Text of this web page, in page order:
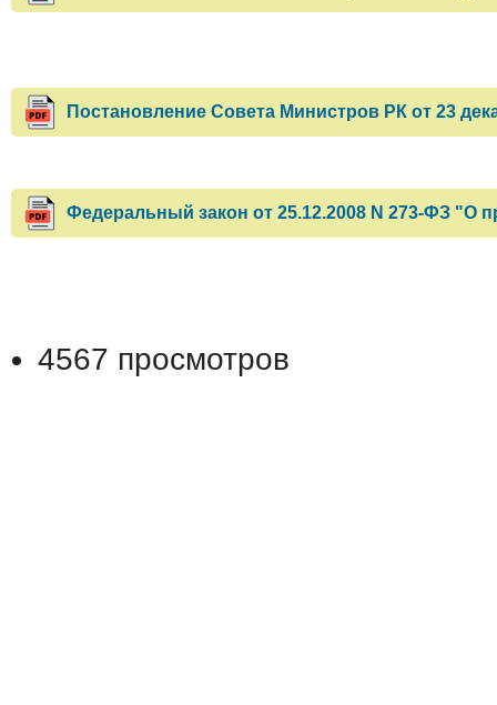
Постановление Совета Министров РК от 23
Федеральный закон от 25.12.2008 N 273-ФЗ "О
4567 просмотров